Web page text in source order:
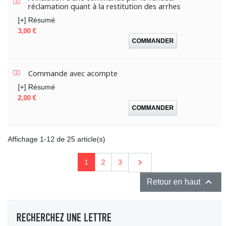
réclamation quant à la restitution des arrhes
[+] Résumé
Prix
3,00 €
COMMANDER
Commande avec acompte
[+] Résumé
Prix
2,00 €
COMMANDER
Affichage 1-12 de 25 article(s)
1 2 3 Suivant

Retour en haut 
RECHERCHEZ UNE LETTRE